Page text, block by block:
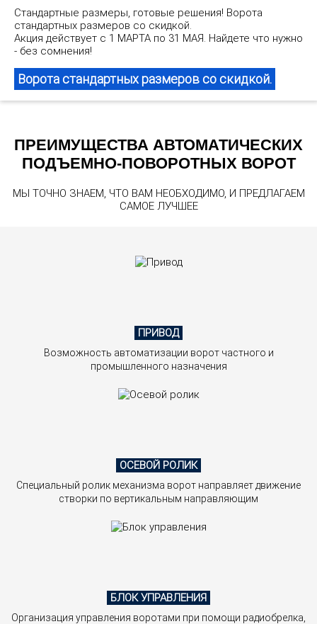
Стандартные размеры, готовые решения! Ворота
стандартных размеров со скидкой.
Акция действует с 1 МАРТА по 31 МАЯ. Найдете что нужно
- без сомнения!
Ворота стандартных размеров со скидкой.
ПРЕИМУЩЕСТВА АВТОМАТИЧЕСКИХ
ПОДЪЕМНО-ПОВОРОТНЫХ ВОРОТ
МЫ ТОЧНО ЗНАЕМ, ЧТО ВАМ НЕОБХОДИМО, И ПРЕДЛАГАЕМ
САМОЕ ЛУЧШЕЕ
ПРИВОД
Возможность автоматизации ворот частного и
промышленного назначения
ОСЕВОЙ РОЛИК
Специальный ролик механизма ворот направляет движение
створки по вертикальным направляющим
БЛОК УПРАВЛЕНИЯ
Организация управления воротами при помощи радиобрелка,